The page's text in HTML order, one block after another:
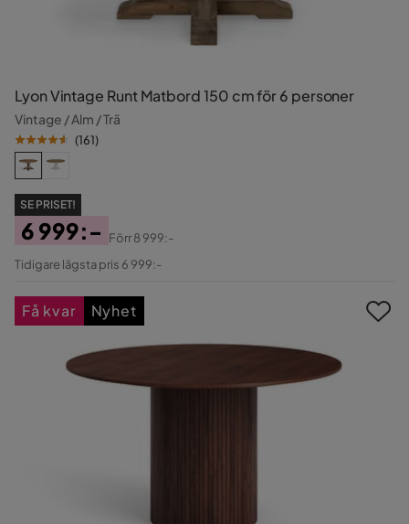
Lyon Vintage Runt Matbord 150 cm för 6 personer
Vintage / Alm / Trä
(161)
SE PRISET!
Pris
6 999:-
Original
Förr8 999:-
Tidigare lägsta pris 6 999:-
Få kvar Nyhet